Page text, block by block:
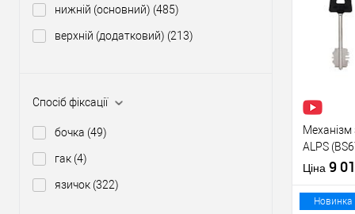
нижній (основний) (485)
верхній (додатковий) (213)
Спосіб фіксації
бочка (49)
гак (4)
язичок (322)
У
Виробник
Тип товару
Матеріал
Країна
Міжосьова
ALPS
Ціна 9
Новинка